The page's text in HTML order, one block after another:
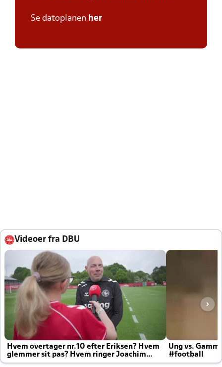
Se datoplanen her
Videoer fra DBU
Hvem overtager nr.10 efter Eriksen? Hvem
glemmer sit pas? Hvem ringer Joachim
altid til efter kampe?
Ung vs.
#football